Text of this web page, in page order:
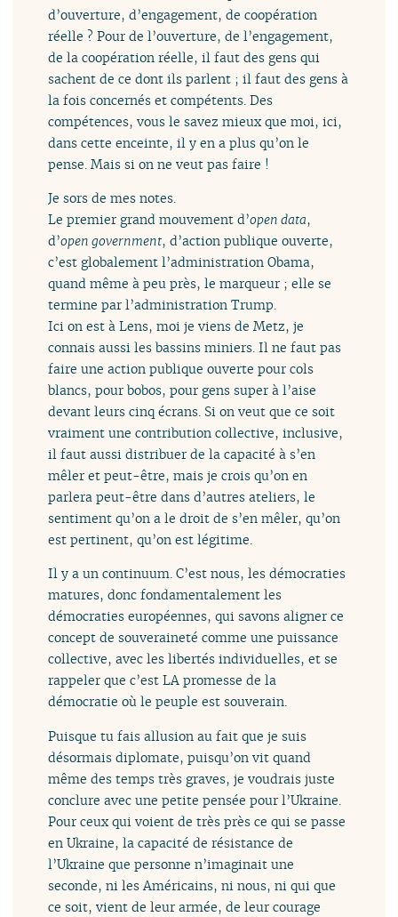
d’ouverture, d’engagement, de coopération
réelle ? Pour de l’ouverture, de l’engagement,
de la coopération réelle, il faut des gens qui
sachent de ce dont ils parlent ; il faut des gens à
la fois concernés et compétents. Des
compétences, vous le savez mieux que moi, ici,
dans cette enceinte, il y en a plus qu’on le
pense. Mais si on ne veut pas faire !
Je sors de mes notes.
Le premier grand mouvement d’open data,
d’open government, d’action publique ouverte,
c’est globalement l’administration Obama,
quand même à peu près, le marqueur ; elle se
termine par l’administration Trump.
Ici on est à Lens, moi je viens de Metz, je
connais aussi les bassins miniers. Il ne faut pas
faire une action publique ouverte pour cols
blancs, pour bobos, pour gens super à l’aise
devant leurs cinq écrans. Si on veut que ce soit
vraiment une contribution collective, inclusive,
il faut aussi distribuer de la capacité à s’en
mêler et peut-être, mais je crois qu’on en
parlera peut-être dans d’autres ateliers, le
sentiment qu’on a le droit de s’en mêler, qu’on
est pertinent, qu’on est légitime.
Il y a un continuum. C’est nous, les démocraties
matures, donc fondamentalement les
démocraties européennes, qui savons aligner ce
concept de souveraineté comme une puissance
collective, avec les libertés individuelles, et se
rappeler que c’est LA promesse de la
démocratie où le peuple est souverain.
Puisque tu fais allusion au fait que je suis
désormais diplomate, puisqu’on vit quand
même des temps très graves, je voudrais juste
conclure avec une petite pensée pour l’Ukraine.
Pour ceux qui voient de très près ce qui se passe
en Ukraine, la capacité de résistance de
l’Ukraine que personne n’imaginait une
seconde, ni les Américains, ni nous, ni qui que
ce soit, vient de leur armée, de leur courage